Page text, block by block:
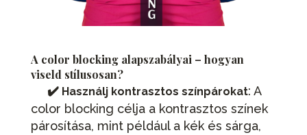
A color blocking alapszabályai – hogyan
viseld stílusosan?
✔️ Használj kontrasztos színpárokat: A
color blocking célja a kontrasztos színek
párosítása, mint például a kék és sárga,